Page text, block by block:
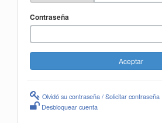
Contraseña
Olvidó su contraseña / Solicitar contraseña
Desbloquear cuenta